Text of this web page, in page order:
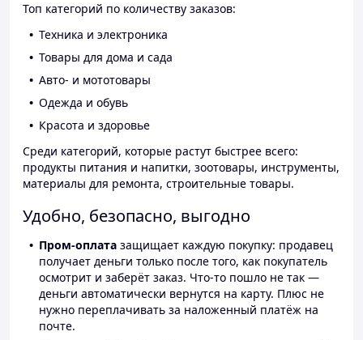
Топ категорий по количеству заказов:
Техника и электроника
Товары для дома и сада
Авто- и мототовары
Одежда и обувь
Красота и здоровье
Среди категорий, которые растут быстрее всего:
продукты питания и напитки, зоотовары, инструменты,
материалы для ремонта, строительные товары.
Удобно, безопасно, выгодно
Пром-оплата защищает каждую покупку: продавец
получает деньги только после того, как покупатель
осмотрит и заберёт заказ. Что-то пошло не так —
деньги автоматически вернутся на карту. Плюс не
нужно переплачивать за наложенный платёж на
почте.